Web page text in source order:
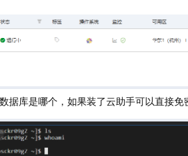
据库是哪个，如果装了云助手可以直接免